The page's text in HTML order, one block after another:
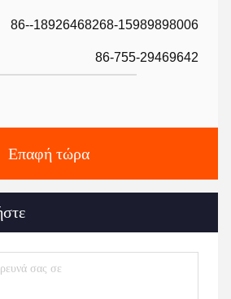
86--18926468268-15989898006
86-755-29469642
Επαφή τώρα